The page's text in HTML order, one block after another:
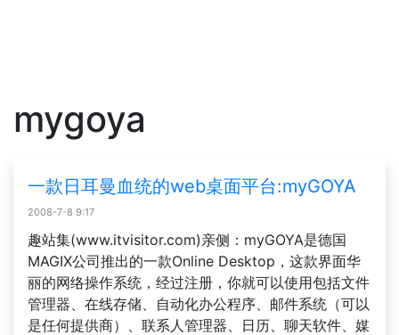
mygoya
一款日耳曼血统的web桌面平台:myGOYA
2008-7-8 9:17
趣站集(www.itvisitor.com)亲侧：myGOYA是德国
MAGIX公司推出的一款Online Desktop，这款界面华
丽的网络操作系统，经过注册，你就可以使用包括文件
管理器、在线存储、自动化办公程序、邮件系统（可以
是任何提供商）、联系人管理器、日历、聊天软件、媒